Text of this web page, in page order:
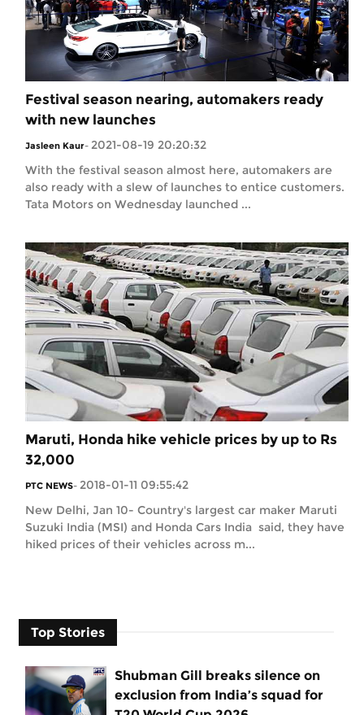
Festival season nearing, automakers ready
with new launches
Jasleen Kaur- 2021-08-19 20:20:32
With the festival season almost here, automakers are
also ready with a slew of launches to entice customers.
Tata Motors on Wednesday launched ...
Maruti, Honda hike vehicle prices by up to Rs
32,000
PTC NEWS- 2018-01-11 09:55:42
New Delhi, Jan 10- Country's largest car maker Maruti
Suzuki India (MSI) and Honda Cars India said, they have
hiked prices of their vehicles across m...
Top Stories
Shubman Gill breaks silence on
exclusion from India’s squad for